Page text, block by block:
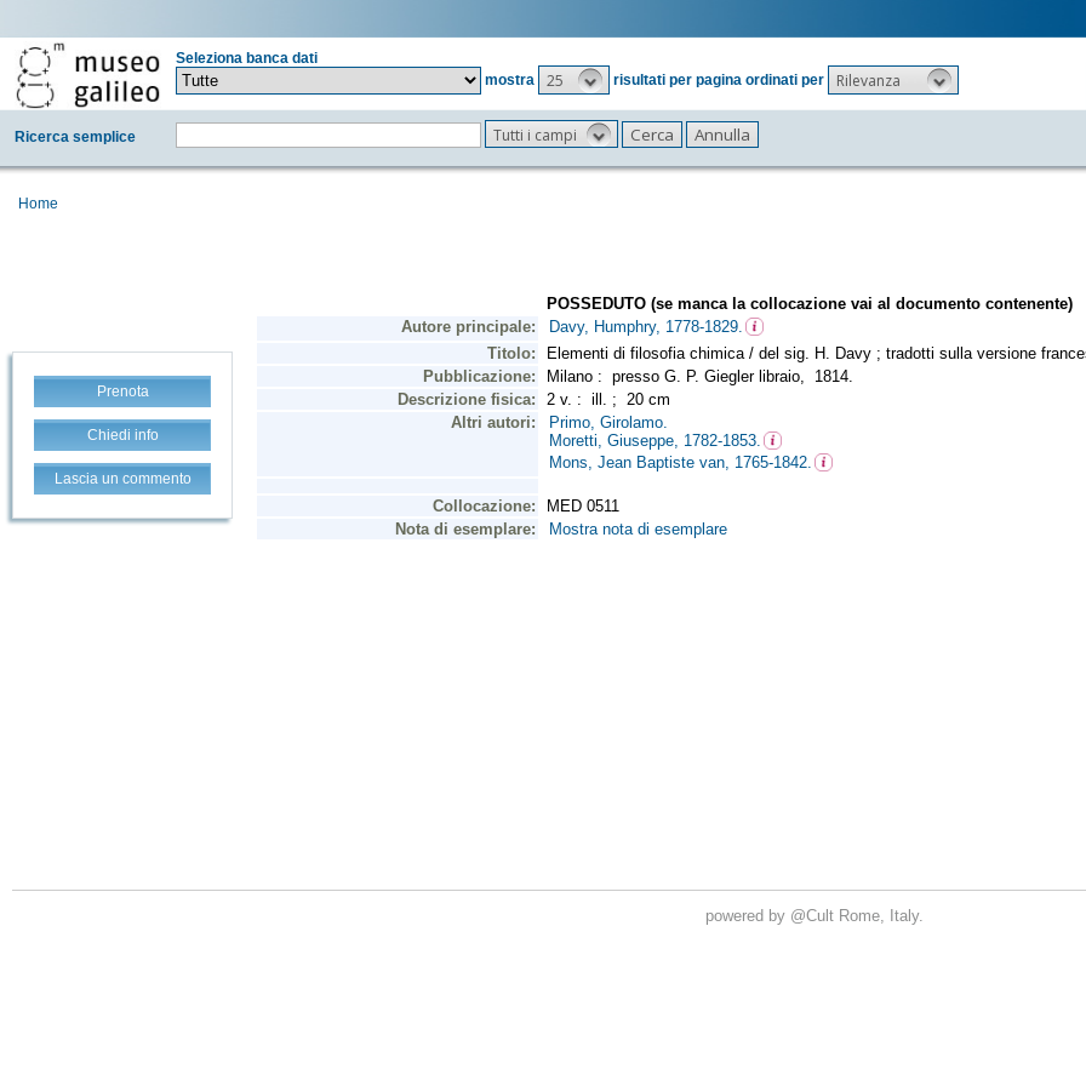
Seleziona banca dati
mostra
25 risultati per pagina ordinati per Rilevanza
Ricerca semplice Tutti i campi
Home
Prenota
Chiedi info
Lascia un commento
powered by @Cult Rome, Italy.